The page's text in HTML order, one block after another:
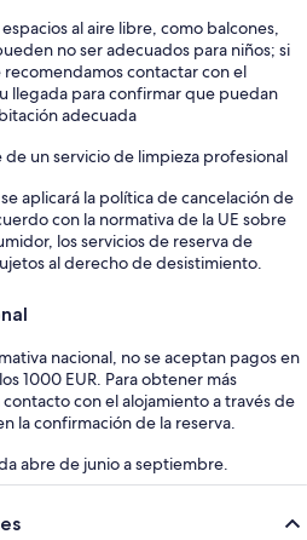
al aire libre, como balcones,
no ser adecuados para niños; si
contactar con el
llegada para confirmar que puedan
adecuada
de un servicio de limpieza profesional
aplicará la política de cancelación de
con la normativa de la UE sobre
los servicios de reserva de
al derecho de desistimiento.
nacional, no se aceptan pagos en
1000 EUR. Para obtener más
con el alojamiento a través de
la confirmación de la reserva.
abre de junio a septiembre.